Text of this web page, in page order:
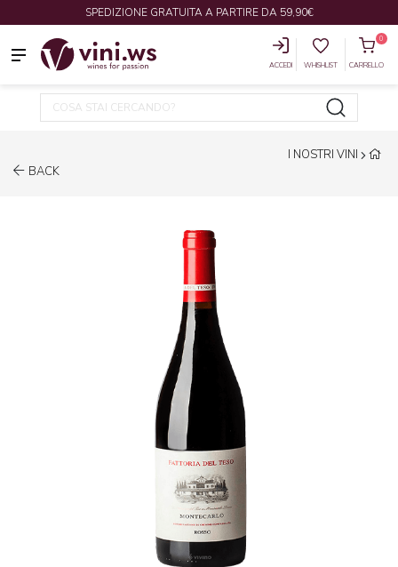
SPEDIZIONE GRATUITA A PARTIRE DA 59,90€
ACCEDI WHISHLIST
0
CARRELLO
BACK
I NOSTRI VINI